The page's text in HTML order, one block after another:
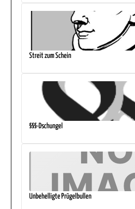
Streit zum Schein
§§§-Dschungel
Unbehelligte Prügelbullen